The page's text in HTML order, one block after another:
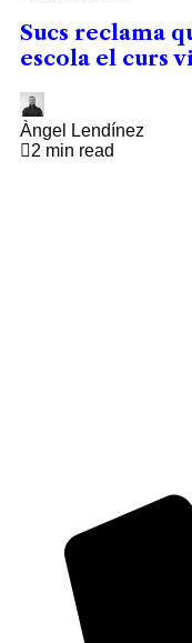
Sucs reclama
escola el curs
Àngel Lendínez
2 min read